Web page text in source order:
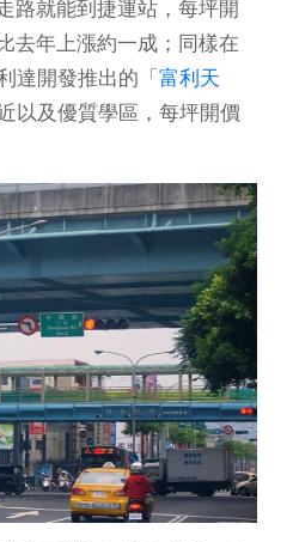
路就能到捷運站，每坪開
去年上漲約一成；同樣在
達開發推出的「 富利天
以及優質學區，每坪開價